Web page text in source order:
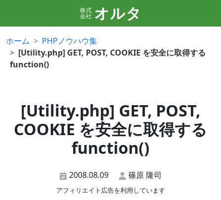
株式
会社 オルタ
ホーム
PHPノウハウ集
[Utility.php] GET, POST, COOKIE を安全に取得する
function()
[Utility.php] GET, POST,
COOKIE を安全に取得する
function()
2008.08.09 篠原 隆司
アフィリエイト広告を利用しています